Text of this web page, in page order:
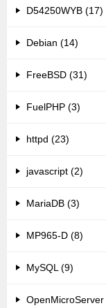
D54250WYB (17)
Debian (14)
FreeBSD (31)
FuelPHP (3)
httpd (23)
javascript (2)
MariaDB (3)
MP965-D (8)
MySQL (9)
OpenMicroServer